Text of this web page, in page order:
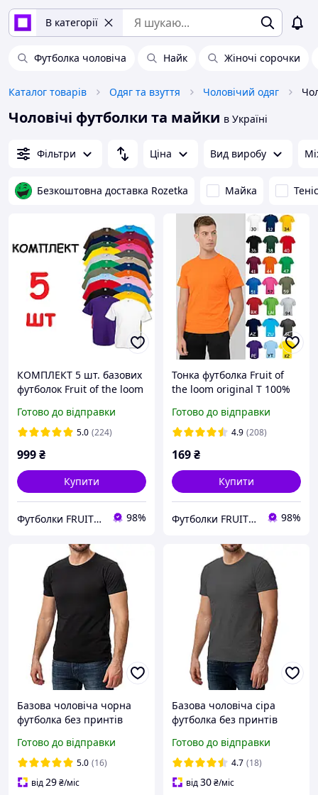
В категорії
Футболка чоловіча Найк Жіночі сорочки
Каталог товарів Одяг та взуття Чоловічий одяг
Чоловічі футболки та майки в Україні
Фільтри Ціна Вид виробу
Безкоштовна доставка Rozetka Майка
КОМПЛЕКТ 5 шт. базових
футболок Fruit of the loom
100% бавовна
Готово до відправки
5.0 (224)
999₴
Купити
Футболки FRUIT 👕 98%
Тонка футболка Fruit of
the loom original T 100%
Готово до відправки
4.9 (208)
169₴
Купити
Футболки FRUIT 👕 98%
Базова чоловіча чорна
футболка без принтів
Готово до відправки
5.0 (16)
від29₴/міс
Базова чоловіча сіра
футболка без принтів
Готово до відправки
4.7 (18)
від30₴/міс